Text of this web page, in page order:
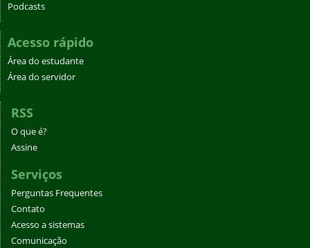
Podcasts
Acesso rápido
Área do estudante
Área do servidor
RSS
O que é?
Assine
Serviços
Perguntas Frequentes
Contato
Acesso a sistemas
Comunicação